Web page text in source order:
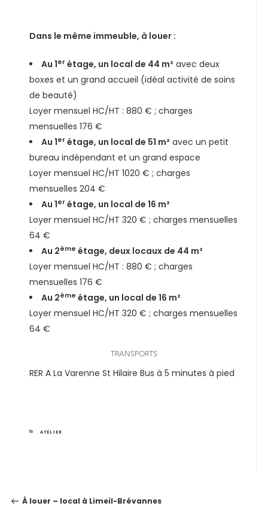
Dans le même immeuble, à louer :
Au 1er étage, un local de 44 m² avec deux
boxes et un grand accueil (idéal activité de soins
de beauté)
Loyer mensuel HC/HT : 880 € ; charges
mensuelles 176 €
Au 1er étage, un local de 51 m² avec un petit
bureau indépendant et un grand espace
Loyer mensuel HC/HT 1020 € ; charges
mensuelles 204 €
Au 1er étage, un local de 16 m²
Loyer mensuel HC/HT 320 € ; charges mensuelles
64 €
Au 2ème étage, deux locaux de 44 m²
Loyer mensuel HC/HT : 880 € ; charges
mensuelles 176 €
Au 2ème étage, un local de 16 m²
Loyer mensuel HC/HT 320 € ; charges mensuelles
64 €
TRANSPORTS
RER A La Varenne St Hilaire Bus à 5 minutes à pied
CATEGORIES
ATELIER
DE À louer – local à Limeil-Brévannes